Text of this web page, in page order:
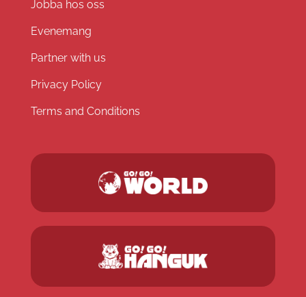
Jobba hos oss
Evenemang
Partner with us
Privacy Policy
Terms and Conditions